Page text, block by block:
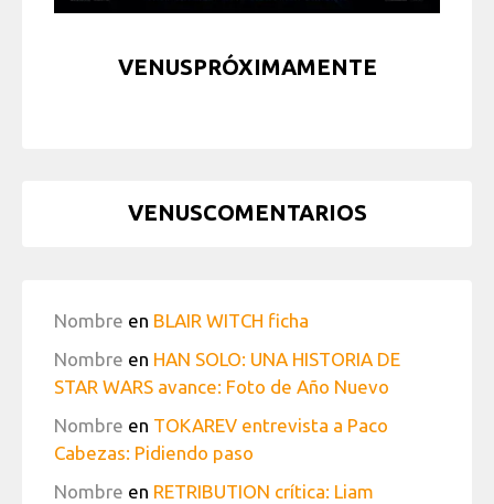
VENUSPRÓXIMAMENTE
VENUSCOMENTARIOS
Nombre en BLAIR WITCH ficha
Nombre en HAN SOLO: UNA HISTORIA DE
STAR WARS avance: Foto de Año Nuevo
Nombre en TOKAREV entrevista a Paco
Cabezas: Pidiendo paso
Nombre en RETRIBUTION crítica: Liam